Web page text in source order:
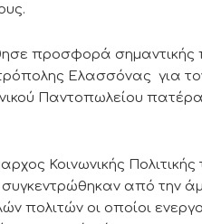
προσφορά σημαντικής
Ελασσόνας για
Παντοπωλείου
Κοινωνικής
συγκεντρώθηκαν από την
πολιτών οι οποίοι